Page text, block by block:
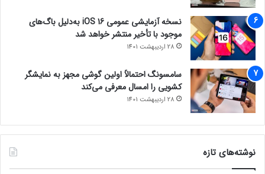
نسخه آزمایشی عمومی iOS 16 به‌دلیل باگ‌های
موجود با تأخیر منتشر خواهد شد
28 اردیبهشت 1401
سامسونگ احتمالاً اولین گوشی مجهز به نمایشگر
کشویی را امسال معرفی می‌کند
28 اردیبهشت 1401
نوشته‌های تازه